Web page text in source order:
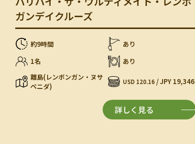
ガンデイクルーズ
約9時間
あり
1名
あり
離島(レンボンガン・ヌサ
ペニダ)
USD 120.16 / JPY 19,346
詳しく見る